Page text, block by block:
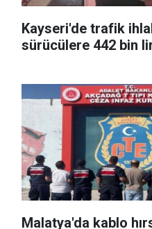
Kayseri'de trafik
sürücülere 442 bin
Malatya'da kablo